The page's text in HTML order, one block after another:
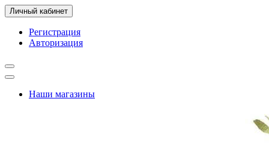
Личный кабинет
Регистрация
Авторизация
Наши магазины